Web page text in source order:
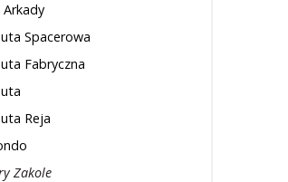
Spacerowa
Fabryczna
Reja
Zakole